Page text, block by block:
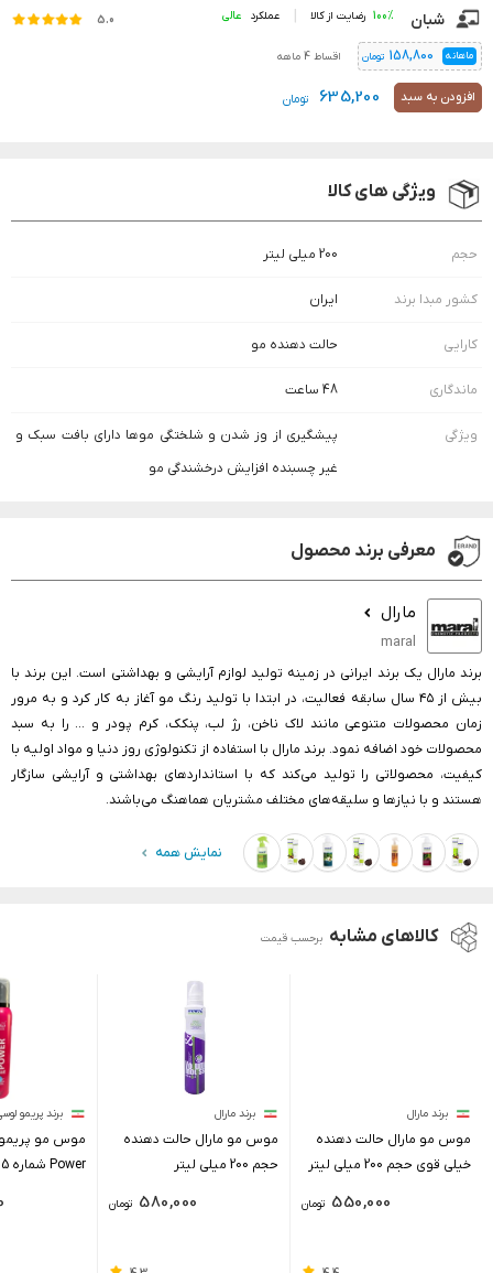
شبان 5.0 100% رضایت از کالا عملکرد
افزودن به سبد تومان 635,200
ماهانه 158,800 تومان اقساط 4 ماهه
ویژگی های کالا
حجم 200 میلی لیتر
کشور مبدا برند ایران
کارایی حالت دهنده مو
ماندگاری 48 ساعت
ویژگی
پیشگیری از وز شدن و شلختگی موها دارای بافت سبک و
غیر چسبنده افزایش درخشندگی مو
معرفی برند محصول
مارال
maral
برند مارال یک برند ایرانی در زمینه تولید لوازم آرایشی و بهداشتی است. این برند با
بیش از ۴۵ سال سابقه فعالیت، در ابتدا با تولید رنگ مو آغاز به کار کرد و به مرور
زمان محصولات متنوعی مانند لاک ناخن، رژ لب، پنکک، کرم پودر و ... را به سبد
محصولات خود اضافه نمود. برند مارال با استفاده از تکنولوژی روز دنیا و مواد اولیه با
کیفیت، محصولاتی را تولید می‌کند که با استانداردهای بهداشتی و آرایشی سازگار
هستند و با نیازها و سلیقه‌های مختلف مشتریان هماهنگ می‌باشند.
نمایش همه
کالاهای مشابه برحسب قیمت
برند مارال
موس مو مارال حالت دهنده
خیلی قوی حجم 200 میلی لیتر
تومان 550,000
برند مارال
موس مو مارال حالت دهنده
حجم 200 میلی لیتر
تومان 580,000
برند پریمو
Power شماره 5 حجم 200 میل